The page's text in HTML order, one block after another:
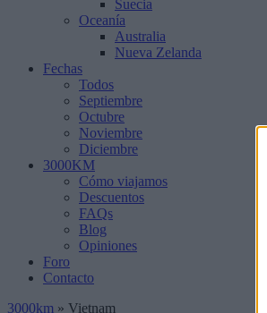
Suecia
Oceanía
Australia
Nueva Zelanda
Fechas
Todos
Septiembre
Octubre
Noviembre
Diciembre
3000KM
Cómo viajamos
Descuentos
FAQs
Blog
Opiniones
Foro
Contacto
3000km » Vietnam